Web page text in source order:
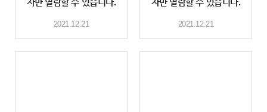
2021.12.21 2021.12.21